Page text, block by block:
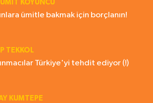
KOYUNCU
ümitle bakmak için borçlanın!
TEKKOL
Türkiye'yi tehdit ediyor (!)
KUMTEPE